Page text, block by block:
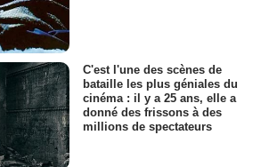
C'est l'une des scènes de
bataille les plus géniales du
cinéma : il y a 25 ans, elle a
donné des frissons à des
millions de spectateurs